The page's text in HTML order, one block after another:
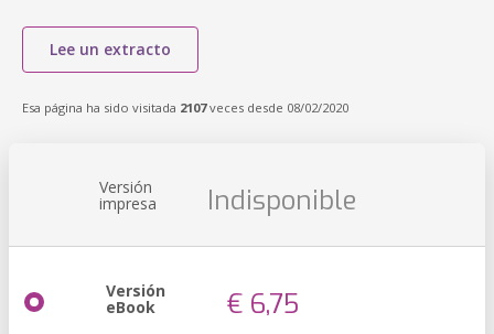
Lee un extracto
Esa página ha sido visitada 2107veces desde 08/02/2020
Versión
impresa Indisponible
Versión
eBook € 6,75